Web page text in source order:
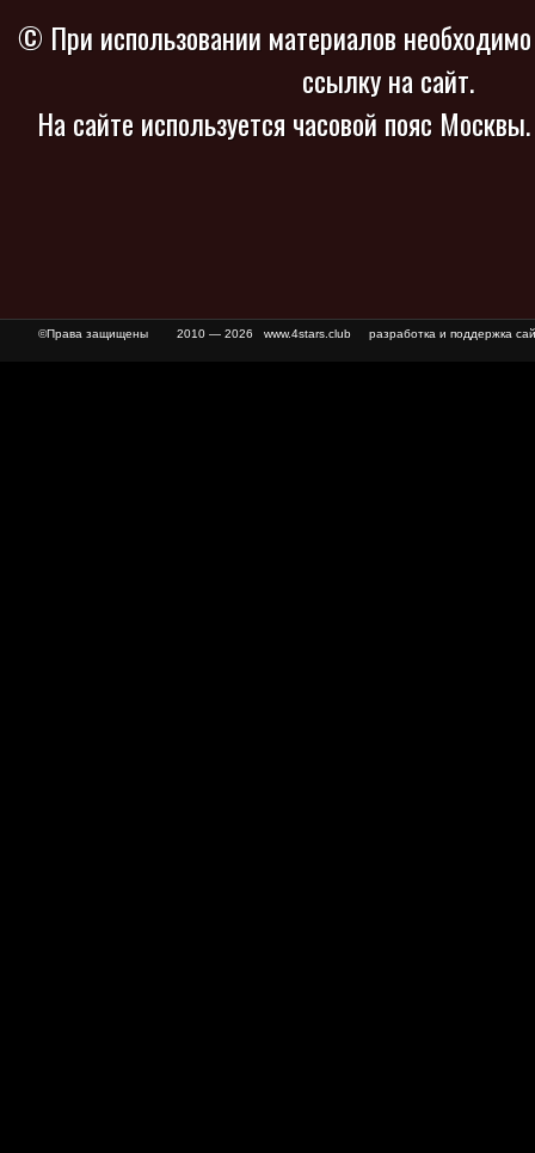
© При использовании материалов
ссылку на сайт.
На сайте используется часовой пояс
©Права защищены 2010 — 2026 www.4stars.club разработка и поддержка